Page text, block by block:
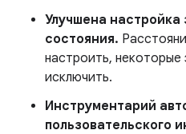
Улучшена настройка
состояния.
настроить, некоторые
исключить.
Инструментарий
пользовательского